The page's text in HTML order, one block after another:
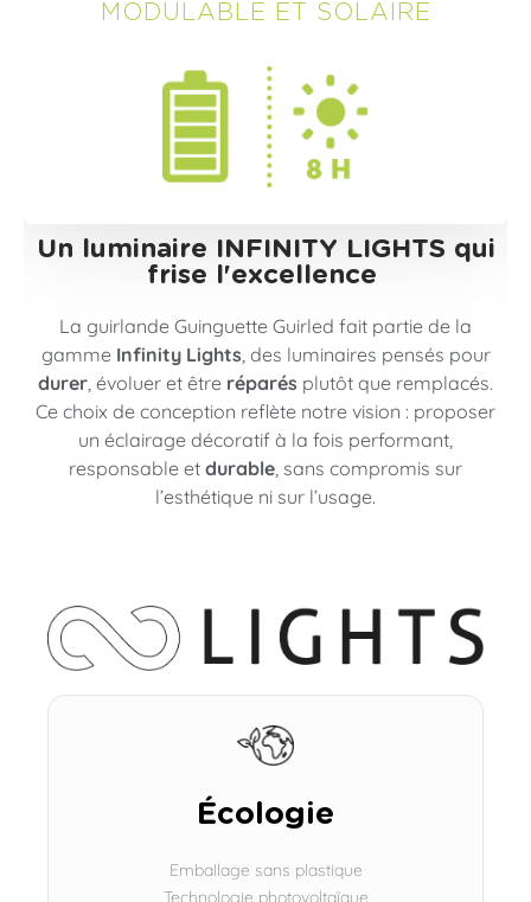
MODULABLE ET SOLAIRE
Un luminaire INFINITY LIGHTS qui
frise l'excellence ​
La guirlande Guinguette Guirled fait partie de la
gamme Infinity Lights, des luminaires pensés pour
durer, évoluer et être réparés plutôt que remplacés.
Ce choix de conception reflète notre vision : proposer
un éclairage décoratif à la fois performant,
responsable et durable, sans compromis sur
l’esthétique ni sur l’usage.
Écologie
Emballage sans plastique
Technologie photovoltaïque